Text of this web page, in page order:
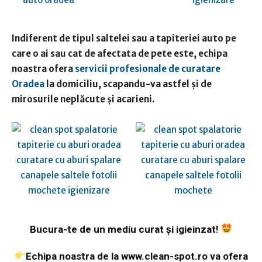
Indiferent de tipul saltelei sau a tapiteriei auto pe
care o ai sau cat de afectata de pete este, echipa
noastra ofera servicii profesionale de curatare
Oradea la domiciliu, scapandu-va astfel și de
mirosurile neplăcute și acarieni.
Bucura-te de un mediu curat și igieinzat!
Echipa noastra de la www.clean-spot.ro va ofera